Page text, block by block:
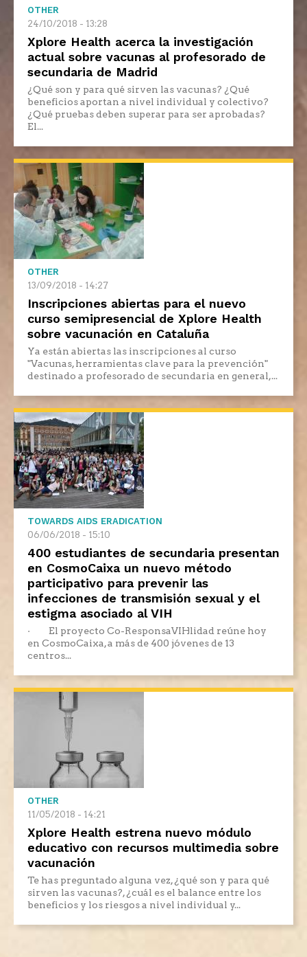
OTHER
24/10/2018 - 13:28
Xplore Health acerca la investigación
actual sobre vacunas al profesorado de
secundaria de Madrid
¿Qué son y para qué sirven las vacunas? ¿Qué
beneficios aportan a nivel individual y colectivo?
¿Qué pruebas deben superar para ser aprobadas?
El...
OTHER
13/09/2018 - 14:27
Inscripciones abiertas para el nuevo
curso semipresencial de Xplore Health
sobre vacunación en Cataluña
Ya están abiertas las inscripciones al curso
"Vacunas, herramientas clave para la prevención"
destinado a profesorado de secundaria en general,...
TOWARDS AIDS ERADICATION
06/06/2018 - 15:10
400 estudiantes de secundaria presentan
en CosmoCaixa un nuevo método
participativo para prevenir las
infecciones de transmisión sexual y el
estigma asociado al VIH
· El proyecto Co-ResponsaVIHlidad reúne hoy
en CosmoCaixa, a más de 400 jóvenes de 13
centros...
OTHER
11/05/2018 - 14:21
Xplore Health estrena nuevo módulo
educativo con recursos multimedia sobre
vacunación
Te has preguntado alguna vez, ¿qué son y para qué
sirven las vacunas?, ¿cuál es el balance entre los
beneficios y los riesgos a nivel individual y...